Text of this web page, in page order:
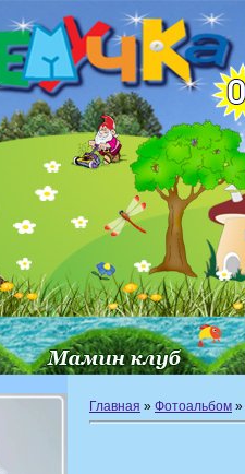
Главная » Фотоальбом »